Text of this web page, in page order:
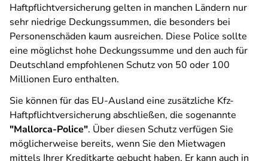
Haftpflichtversicherung gelten in manchen Ländern nur
sehr niedrige Deckungssummen, die besonders bei
Personenschäden kaum ausreichen. Diese Police sollte
eine möglichst hohe Deckungssumme und den auch für
Deutschland empfohlenen Schutz von 50 oder 100
Millionen Euro enthalten.
Sie können für das EU-Ausland eine zusätzliche Kfz-
Haftpflichtversicherung abschließen, die sogenannte
"Mallorca-Police". Über diesen Schutz verfügen Sie
möglicherweise bereits, wenn Sie den Mietwagen
mittels Ihrer Kreditkarte gebucht haben. Er kann auch in